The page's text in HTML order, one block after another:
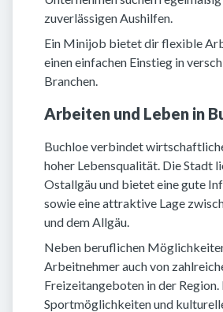
zuverlässigen Aushilfen.
Ein Minijob bietet dir flexible
einen einfachen Einstieg in
Branchen.
Arbeiten und Leben in
Buchloe verbindet
hoher Lebensqualität. Die Stadt
Ostallgäu und bietet eine gute
sowie eine attraktive Lage
und dem Allgäu.
Neben beruflichen
Arbeitnehmer auch von
Freizeitangeboten in der Region.
Sportmöglichkeiten und